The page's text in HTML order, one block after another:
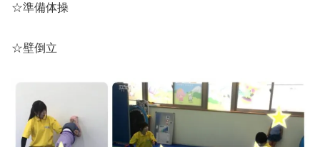
☆準備体操
☆壁倒立